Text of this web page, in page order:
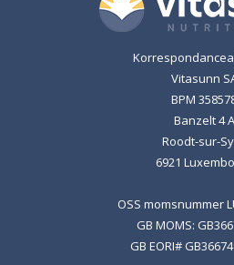
Vitasunn
BPM
Banzelt 4 A
Roodt-sur-
6921
OSS momsnummer
GB MOMS:
GB EORI#